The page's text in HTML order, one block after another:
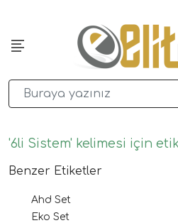
'6li Sistem' kelimesi için
Benzer Etiketler
Ahd Set
Eko Set